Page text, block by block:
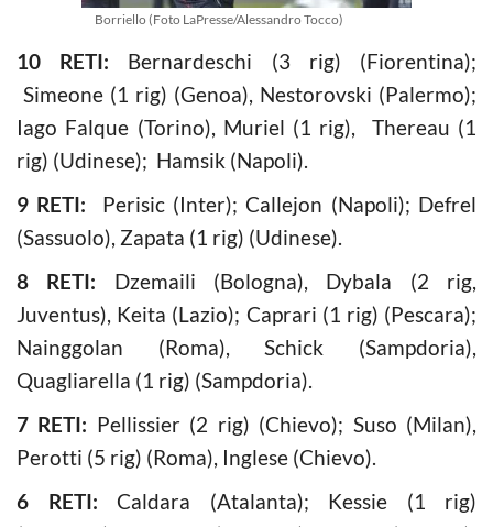
Borriello (Foto LaPresse/Alessandro Tocco)
10 RETI: Bernardeschi (3 rig) (Fiorentina);
Simeone (1 rig) (Genoa), Nestorovski (Palermo);
Iago Falque (Torino), Muriel (1 rig), Thereau (1
rig) (Udinese); Hamsik (Napoli).
9 RETI: Perisic (Inter); Callejon (Napoli); Defrel
(Sassuolo), Zapata (1 rig) (Udinese).
8 RETI: Dzemaili (Bologna), Dybala (2 rig,
Juventus), Keita (Lazio); Caprari (1 rig) (Pescara);
Nainggolan (Roma), Schick (Sampdoria),
Quagliarella (1 rig) (Sampdoria).
7 RETI: Pellissier (2 rig) (Chievo); Suso (Milan),
Perotti (5 rig) (Roma), Inglese (Chievo).
6 RETI: Caldara (Atalanta); Kessie (1 rig)